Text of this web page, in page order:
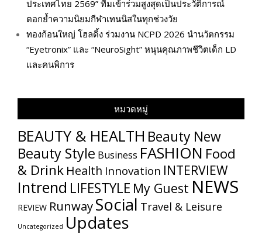
ประเทศไทย 2569” ทีมเข้าร่วมสูงสุดเป็นประวัติการณ์
ตอกย้ำความนิยมกีฬาเทนนิสในทุกช่วงวัย
ทองก้อนใหญ่ โฮลดิ้ง ร่วมงาน NCPD 2026 นำนวัตกรรม
“Eyetronix” และ “NeuroSight” หนุนคุณภาพชีวิตเด็ก LD
และคนพิการ
หมวดหมู่
BEAUTY & HEALTH Beauty New
Beauty Style Business FASHION Food
& Drink Health Innovation INTERVIEW
Intrend LIFESTYLE My​ Guest NEWS
REVIEW RunwaySocial Travel & Leisure
Uncategorized Updates